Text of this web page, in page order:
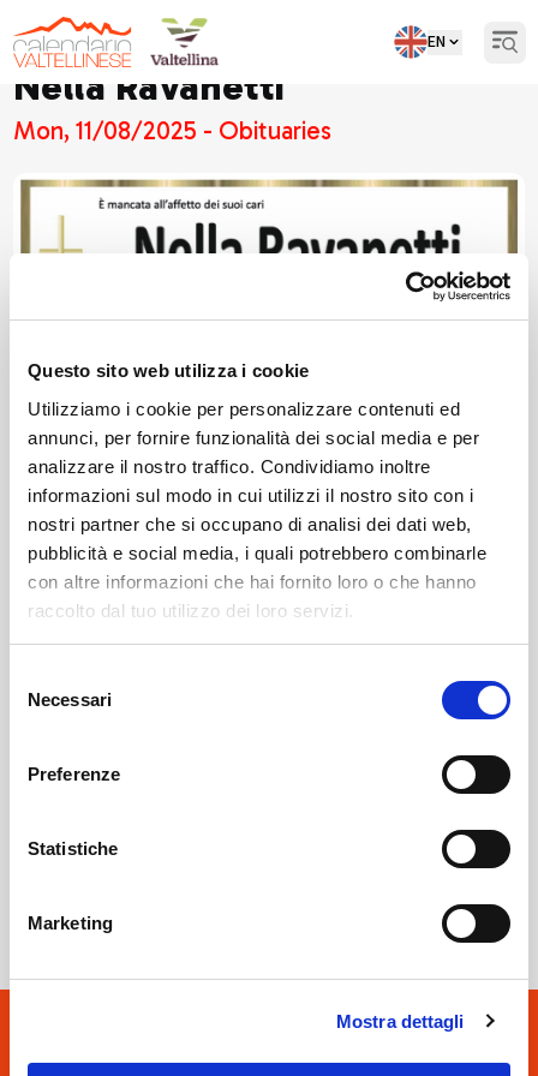
Questo sito web utilizza i cookie
Utilizziamo i cookie per personalizzare contenuti ed
annunci, per fornire funzionalità dei social media e per
analizzare il nostro traffico. Condividiamo inoltre
informazioni sul modo in cui utilizzi il nostro sito con i
nostri partner che si occupano di analisi dei dati web,
pubblicità e social media, i quali potrebbero combinarle
con altre informazioni che hai fornito loro o che hanno
raccolto dal tuo utilizzo dei loro servizi.
delNecessari
Preferenze
Statistiche
Marketing
Mostra dettagli
EN
Nella Ravanetti
Mon, 11/08/2025 - Obituaries
Sondrio SOF Società Onoranze Funebri